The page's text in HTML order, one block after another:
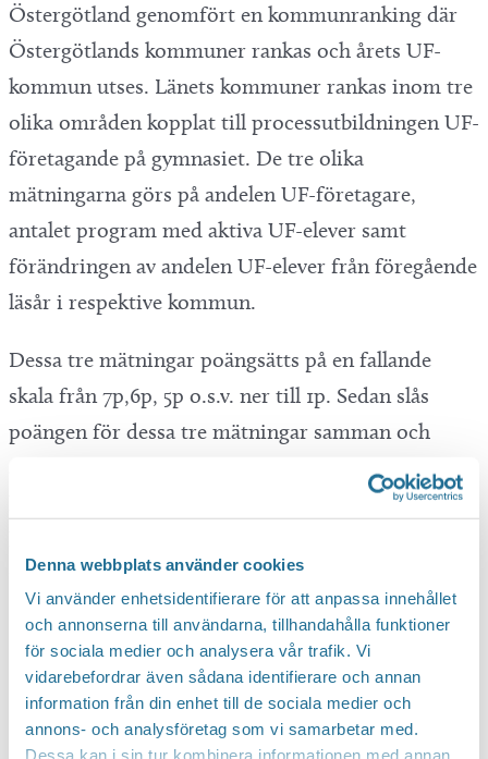
Denna webbplats använder cookies
Vi använder enhetsidentifierare för att anpassa innehållet
och annonserna till användarna, tillhandahålla funktioner
för sociala medier och analysera vår trafik. Vi
vidarebefordrar även sådana identifierare och annan
information från din enhet till de sociala medier och
annons- och analysföretag som vi samarbetar med.
Dessa kan i sin tur kombinera informationen med annan
Östergötland genomfört en kommunranking där
Östergötlands kommuner rankas och årets UF-
kommun utses. Länets kommuner rankas inom tre
olika områden kopplat till processutbildningen UF-
företagande på gymnasiet. De tre olika
mätningarna görs på andelen UF-företagare,
antalet program med aktiva UF-elever samt
förändringen av andelen UF-elever från föregående
läsår i respektive kommun.
Dessa tre mätningar poängsätts på en fallande
skala från 7p,6p, 5p o.s.v. ner till 1p. Sedan slås
poängen för dessa tre mätningar samman och
årets UF-kommun är således den kommunen med
högst totalpoäng. De tre mätningarna viktas helt
från Skolverkets databas(SIRIS) samt Ung
Företagsamhets databas.
Linköping och Motala i toppen
Linköping hamnar på delad förstaplats